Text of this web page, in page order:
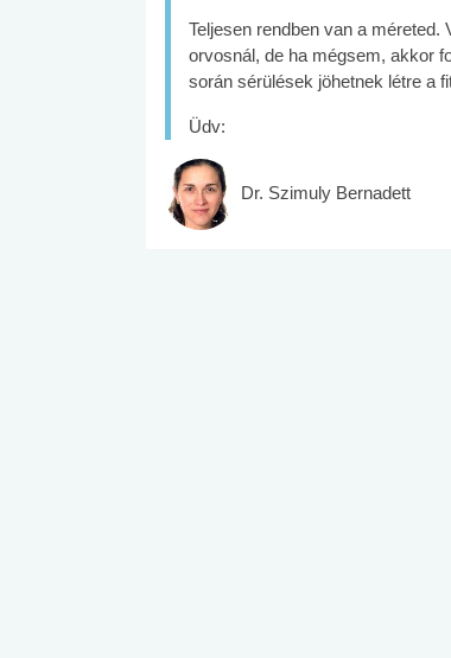
Teljesen rendben van a
orvosnál, de ha mégsem, akkor
során sérülések jöhetnek létre a
Üdv:
Dr. Szimuly Bernadett